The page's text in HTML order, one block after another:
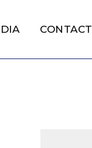
CONTACT